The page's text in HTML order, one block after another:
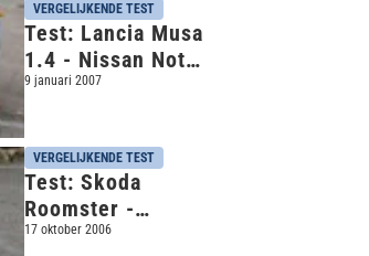
VERGELIJKENDE TEST
Test: Lancia Musa
1.4 - Nissan Note
1.6 - Skoda
Roomster 1.4
9 januari 2007
VERGELIJKENDE TEST
Test: Skoda
Roomster -
Peugeot 307 SW -
17 oktober 2006